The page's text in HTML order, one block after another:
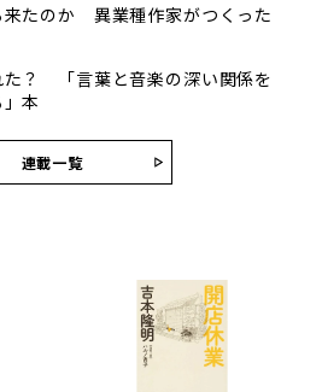
来たのか 異業種作家がつくった
た？ 「言葉と音楽の深い関係を
本
連載一覧